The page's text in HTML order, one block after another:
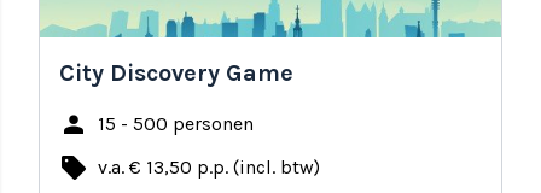
City Discovery Game
person 15 - 500 personen
local_offer v.a. € 13,50 p.p. (incl. btw)